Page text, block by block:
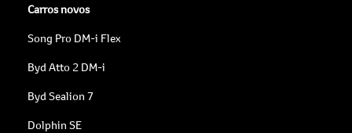
Carros novos
Song Pro DM-i Flex
Byd Atto 2 DM-i
Byd Sealion 7
Dolphin SE